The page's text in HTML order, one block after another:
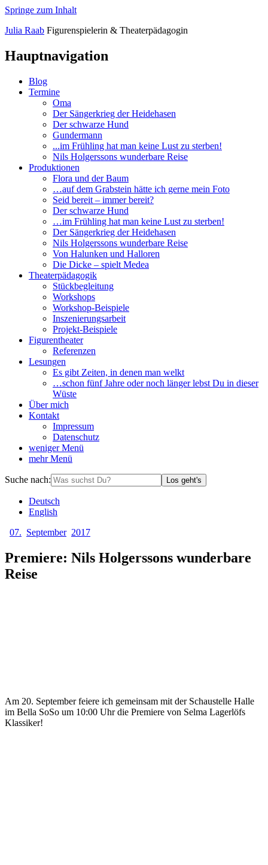
Springe zum Inhalt
Julia Raab Figurenspielerin & Theaterpädagogin
Hauptnavigation
Blog
Termine
Oma
Der Sängerkrieg der Heidehasen
Der schwarze Hund
Gundermann
...im Frühling hat man keine Lust zu sterben!
Nils Holgerssons wunderbare Reise
Produktionen
Flora und der Baum
…auf dem Grabstein hätte ich gerne mein Foto
Seid bereit – immer bereit?
Der schwarze Hund
…im Frühling hat man keine Lust zu sterben!
Der Sängerkrieg der Heidehasen
Nils Holgerssons wunderbare Reise
Von Halunken und Halloren
Die Dicke – spielt Medea
Theaterpädagogik
Stückbegleitung
Workshops
Workshop-Beispiele
Inszenierungsarbeit
Projekt-Beispiele
Figurentheater
Referenzen
Lesungen
Es gibt Zeiten, in denen man welkt
…schon fünf Jahre oder noch länger lebst Du in dieser
Wüste
Über mich
Kontakt
Impressum
Datenschutz
wenigerMenü
mehrMenü
Suche nach: Los geht's
Deutsch
English
07. September 2017
Premiere: Nils Holgerssons wunderbare
Reise
Am 20. September feiere ich gemeinsam mit der Schaustelle Halle
im Bella SoSo um 10:00 Uhr die Premiere von Selma Lagerlöfs
Klassiker!